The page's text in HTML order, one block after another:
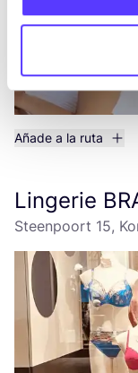
Añade a la ruta
Lingerie
Steenpoort 15,